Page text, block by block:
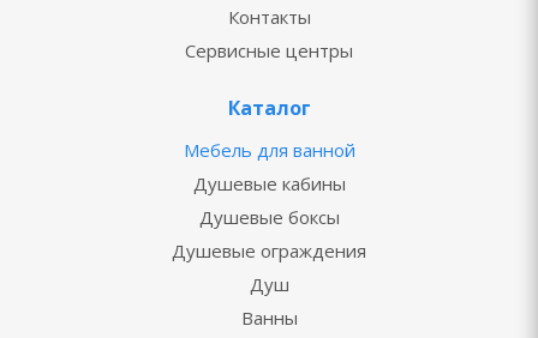
Контакты
Сервисные центры
Каталог
Мебель для ванной
Душевые кабины
Душевые боксы
Душевые ограждения
Душ
Ванны